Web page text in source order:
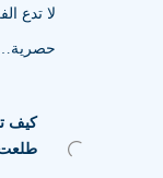
لا تدع
حصرية…
كيف